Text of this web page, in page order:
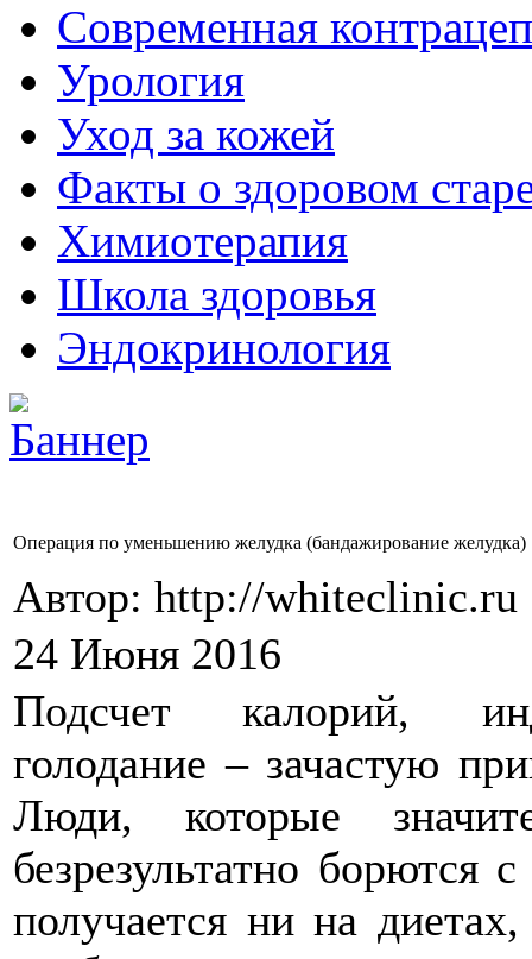
Современная
Урология
Уход за кожей
Факты о здоровом
Химиoтерапия
Школа здоровья
Эндокринология
Операция по уменьшению желудка (бандажирование желудка)
Автор: http://whiteclinic.ru
24 Июня 2016
Подсчет калорий,
голодание – зачастую
Люди, которые
безрезультатно
получается ни на